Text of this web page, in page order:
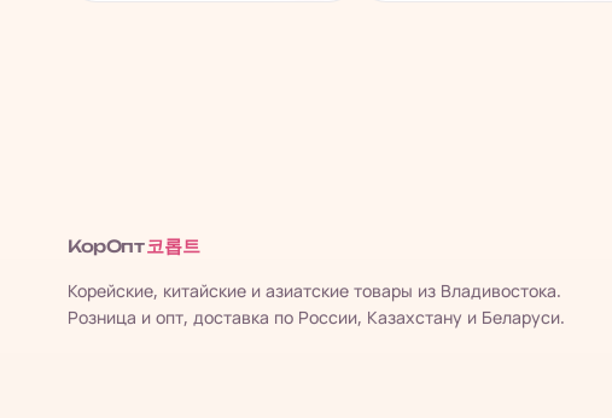
КорОпт 코롭트
Корейские, китайские и азиатские товары из Владивостока.
Розница и опт, доставка по России, Казахстану и Беларуси.